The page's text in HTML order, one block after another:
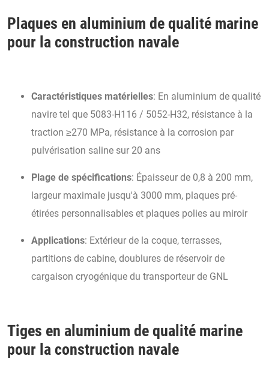
Plaques en aluminium de qualité marine
pour la construction navale
Caractéristiques matérielles: En aluminium de qualité
navire tel que 5083-H116 / 5052-H32, résistance à la
traction ≥270 MPa, résistance à la corrosion par
pulvérisation saline sur 20 ans
Plage de spécifications: Épaisseur de 0,8 à 200 mm,
largeur maximale jusqu'à 3000 mm, plaques pré-
étirées personnalisables et plaques polies au miroir
Applications: Extérieur de la coque, terrasses,
partitions de cabine, doublures de réservoir de
cargaison cryogénique du transporteur de GNL
Tiges en aluminium de qualité marine
pour la construction navale